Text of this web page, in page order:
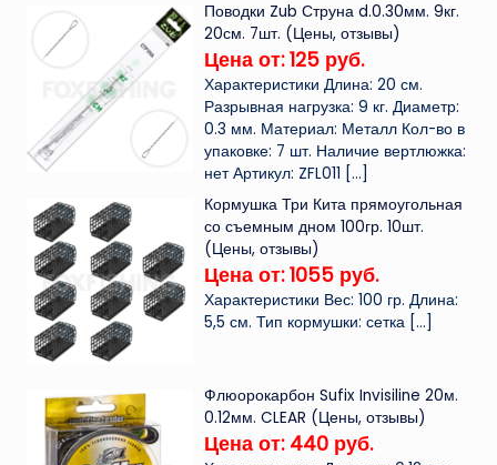
Поводки Zub Струна d.0.30мм. 9кг.
20см. 7шт. (Цены, отзывы)
Цена от: 125 руб.
Характеристики Длина: 20 см.
Разрывная нагрузка: 9 кг. Диаметр:
0.3 мм. Материал: Металл Кол-во в
упаковке: 7 шт. Наличие вертлюжка:
нет Артикул: ZFL011 […]
Кормушка Три Кита прямоугольная
со съемным дном 100гр. 10шт.
(Цены, отзывы)
Цена от: 1055 руб.
Характеристики Вес: 100 гр. Длина:
5,5 см. Тип кормушки: сетка […]
Флюорокарбон Sufix Invisiline 20м.
0.12мм. CLEAR (Цены, отзывы)
Цена от: 440 руб.